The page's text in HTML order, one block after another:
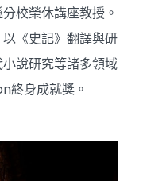
年10月）
校榮休講座教授。
《史記》翻譯與研
說研究等諸多領域
身成就獎。